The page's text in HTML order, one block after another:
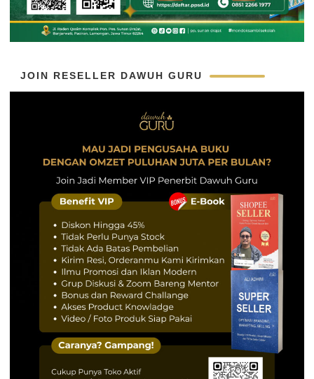
JOIN RESELLER DAWUH GURU